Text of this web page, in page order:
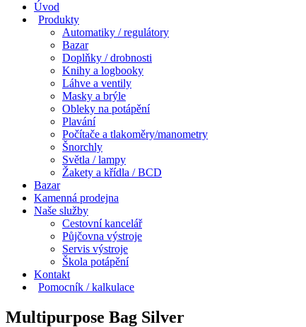
Úvod
Produkty
Automatiky / regulátory
Bazar
Doplňky / drobnosti
Knihy a logbooky
Láhve a ventily
Masky a brýle
Obleky na potápění
Plavání
Počítače a tlakoměry/manometry
Šnorchly
Světla / lampy
Žakety a křídla / BCD
Bazar
Kamenná prodejna
Naše služby
Cestovní kancelář
Půjčovna výstroje
Servis výstroje
Škola potápění
Kontakt
Pomocník / kalkulace
Multipurpose Bag Silver